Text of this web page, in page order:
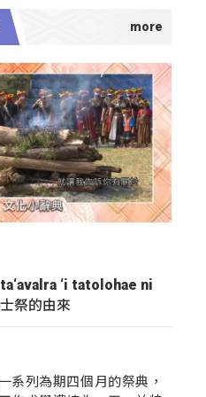
ta‘avalra ‘i tatolohae ni
祭的由來
系列為期四個月的祭典，